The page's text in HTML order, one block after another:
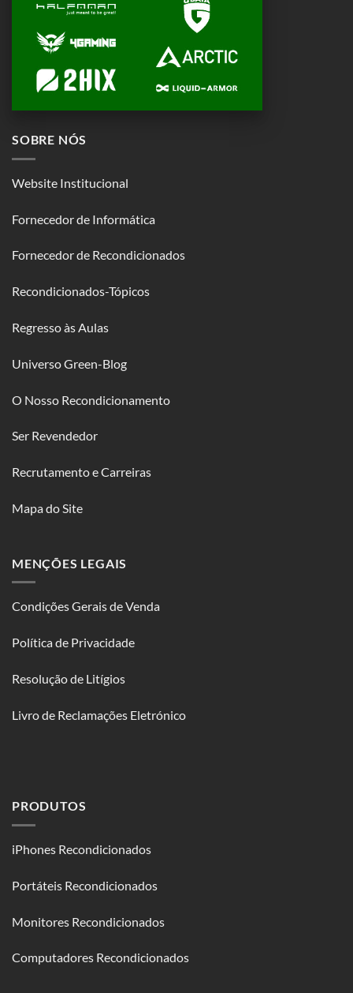
SOBRE NÓS
Website Institucional
Fornecedor de Informática
Fornecedor de Recondicionados
Recondicionados-Tópicos
Regresso às Aulas
Universo Green-Blog
O Nosso Recondicionamento
Ser Revendedor
Recrutamento e Carreiras
Mapa do Site
MENÇÕES LEGAIS
Condições Gerais de Venda
Política de Privacidade
Resolução de Litígios
Livro de Reclamações Eletrónico
PRODUTOS
iPhones Recondicionados
Portáteis Recondicionados
Monitores Recondicionados
Computadores Recondicionados